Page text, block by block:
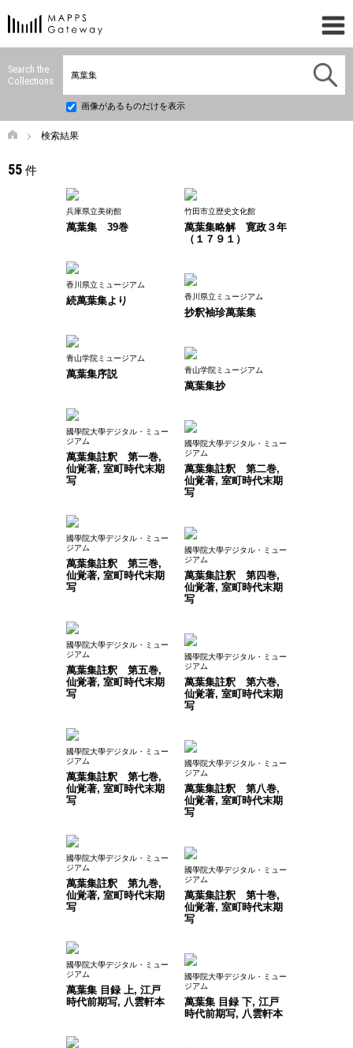
Search the
Collections
画像があるものだけを表示
検索結果
55 件
兵庫県立美術館
萬葉集 39巻
竹田市立歴史文化館
萬葉集略解 寛政３年
（１７９１）
香川県立ミュージアム
続萬葉集より 香川県立ミュージアム
抄釈袖珍萬葉集
青山学院ミュージアム
萬葉集序説 青山学院ミュージアム
萬葉集抄
國學院大學デジタル・ミュー
ジアム
萬葉集註釈 第一巻,
仙覚著, 室町時代末期
写
國學院大學デジタル・ミュー
ジアム
萬葉集註釈 第二巻,
仙覚著, 室町時代末期
写
國學院大學デジタル・ミュー
ジアム
萬葉集註釈 第三巻,
仙覚著, 室町時代末期
写
國學院大學デジタル・ミュー
ジアム
萬葉集註釈 第四巻,
仙覚著, 室町時代末期
写
國學院大學デジタル・ミュー
ジアム
萬葉集註釈 第五巻,
仙覚著, 室町時代末期
写
國學院大學デジタル・ミュー
ジアム
萬葉集註釈 第六巻,
仙覚著, 室町時代末期
写
國學院大學デジタル・ミュー
ジアム
萬葉集註釈 第七巻,
仙覚著, 室町時代末期
写
國學院大學デジタル・ミュー
ジアム
萬葉集註釈 第八巻,
仙覚著, 室町時代末期
写
國學院大學デジタル・ミュー
ジアム
萬葉集註釈 第九巻,
仙覚著, 室町時代末期
写
國學院大學デジタル・ミュー
ジアム
萬葉集註釈 第十巻,
仙覚著, 室町時代末期
写
國學院大學デジタル・ミュー
ジアム
萬葉集 目録 上, 江戸
時代前期写, 八雲軒本
國學院大學デジタル・ミュー
ジアム
萬葉集 目録 下, 江戸
時代前期写, 八雲軒本